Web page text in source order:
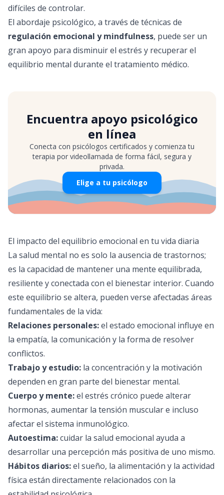
difíciles de controlar.
El abordaje psicológico, a través de técnicas de
regulación emocional y mindfulness, puede ser un
gran apoyo para disminuir el estrés y recuperar el
equilibrio mental durante el tratamiento médico.
Encuentra apoyo psicológico
en línea
Conecta con psicólogos certificados y comienza tu
terapia por videollamada de forma fácil, segura y
privada.
Elige a tu psicólogo
El impacto del equilibrio emocional en tu vida diaria
La salud mental no es solo la ausencia de trastornos;
es la capacidad de mantener una mente equilibrada,
resiliente y conectada con el bienestar interior. Cuando
este equilibrio se altera, pueden verse afectadas áreas
fundamentales de la vida:
Relaciones personales:el estado emocional influye en
la empatía, la comunicación y la forma de resolver
conflictos.
Trabajo y estudio: la concentración y la motivación
dependen en gran parte del bienestar mental.
Cuerpo y mente:el estrés crónico puede alterar
hormonas, aumentar la tensión muscular e incluso
afectar el sistema inmunológico.
Autoestima:cuidar la salud emocional ayuda a
desarrollar una percepción más positiva de uno mismo.
Hábitos diarios:el sueño, la alimentación y la actividad
física están directamente relacionados con la